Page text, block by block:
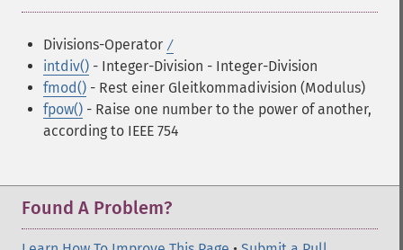
Divisions-Operator /
intdiv() - Integer-Division - Integer-Division
fmod() - Rest einer Gleitkommadivision (Modulus)
fpow() - Raise one number to the power of another,
according to IEEE 754
Found A Problem?